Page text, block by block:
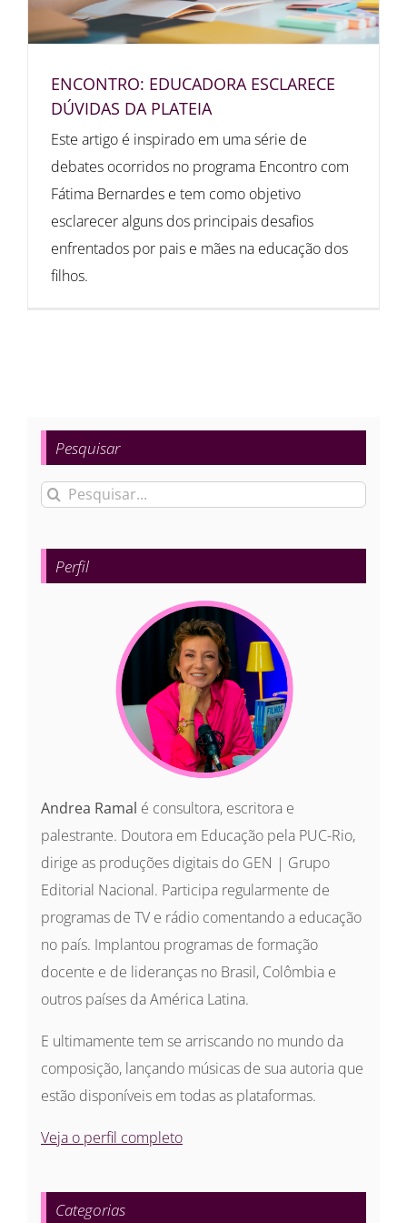
ENCONTRO: EDUCADORA ESCLARECE
DÚVIDAS DA PLATEIA
Este artigo é inspirado em uma série de
debates ocorridos no programa Encontro com
Fátima Bernardes e tem como objetivo
esclarecer alguns dos principais desafios
enfrentados por pais e mães na educação dos
filhos.
Pesquisar
Buscar
para:
Perfil
Andrea Ramal é consultora, escritora e
palestrante. Doutora em Educação pela PUC-Rio,
dirige as produções digitais do GEN | Grupo
Editorial Nacional. Participa regularmente de
programas de TV e rádio comentando a educação
no país. Implantou programas de formação
docente e de lideranças no Brasil, Colômbia e
outros países da América Latina.
E ultimamente tem se arriscando no mundo da
composição, lançando músicas de sua autoria que
estão disponíveis em todas as plataformas.
Veja o perfil completo
Categorias